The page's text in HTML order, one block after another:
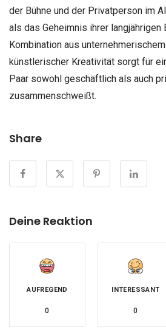
der Bühne und der Privatperson im
als das Geheimnis ihrer langjährigen
Kombination aus
künstlerischer Kreativität sorgt für
Paar sowohl geschäftlich als auch
zusammenschweißt.
Share
Deine Reaktion
AUFREGEND
0
INTERESSANT
0